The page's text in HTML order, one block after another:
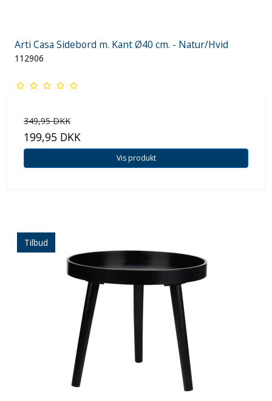
Arti Casa Sidebord m. Kant Ø40 cm. - Natur/Hvid
112906
349,95 DKK
199,95 DKK
Vis produkt
Tilbud